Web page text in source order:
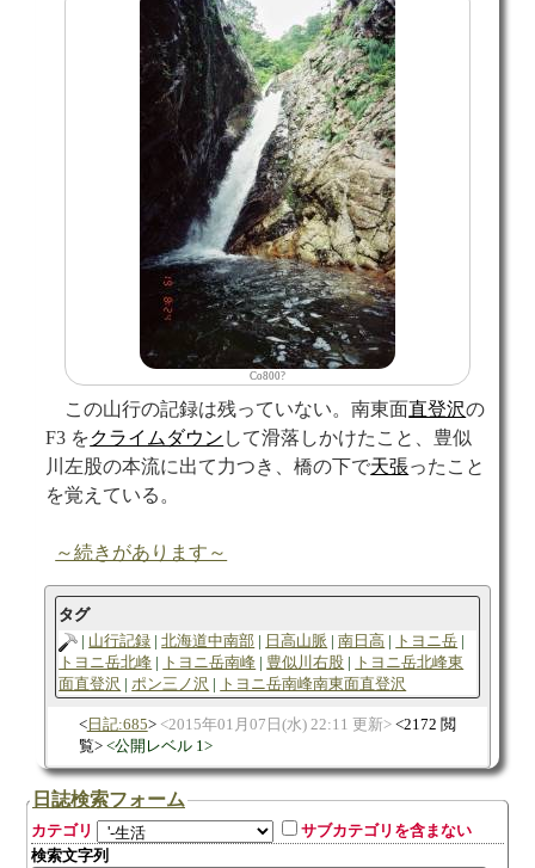
Co800?
この山行の記録は残っていない。南東面直登沢の
F3 をクライムダウン して滑落しかけたこと、豊似
川左股の本流に出て力つき、橋の下で天張ったこと
を覚えている。
～続きがあります～
タグ
山行記録
北海道中南部 日高山脈 南日高
トヨニ岳
トヨニ岳北峰
トヨニ岳南峰 豊似川右股
トヨニ岳北峰東
面直登沢
ポン三ノ沢 トヨニ岳南峰南東面直登沢
日記:685 2015年01月07日(水) 22:11 更新
2172 閲
覧
公開レベル 1
日誌検索フォーム
カテゴリ
サブカテゴリを含まない
検索文字列